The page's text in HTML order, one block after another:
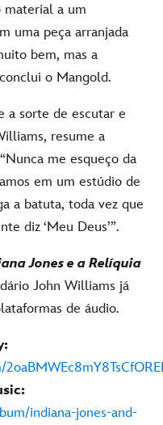
material a um
uma peça arranjada
bem, mas a
o Mangold.
a sorte de escutar e
resume a
me esqueço da
em um estúdio de
a batuta, toda vez que
diz ‘Meu Deus’”.
Jones e a Relíquia
John Williams já
de áudio.
indiana-jones-and-